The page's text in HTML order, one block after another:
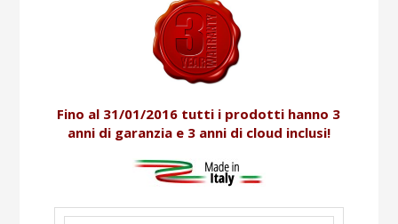
Fino al 31/01/2016 tutti i prodotti hanno 3
anni di garanzia e 3 anni di cloud inclusi!